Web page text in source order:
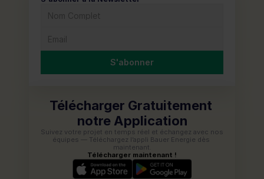
S'abonner
Télécharger Gratuitement
notre Application
Suivez votre projet en temps réel et échangez avec nos
équipes — Téléchargez l’appli Bauer Energie dès
maintenant.
Télécharger maintenant !